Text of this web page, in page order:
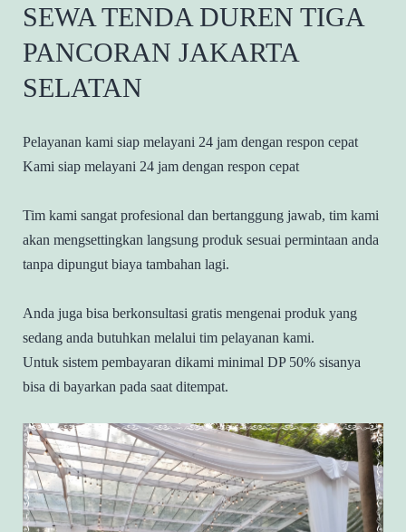
SEWA TENDA DUREN TIGA
PANCORAN JAKARTA
SELATAN
Pelayanan kami siap melayani 24 jam dengan respon cepat
Kami siap melayani 24 jam dengan respon cepat
Tim kami sangat profesional dan bertanggung jawab, tim kami
akan mengsettingkan langsung produk sesuai permintaan anda
tanpa dipungut biaya tambahan lagi.
Anda juga bisa berkonsultasi gratis mengenai produk yang
sedang anda butuhkan melalui tim pelayanan kami.
Untuk sistem pembayaran dikami minimal DP 50% sisanya
bisa di bayarkan pada saat ditempat.